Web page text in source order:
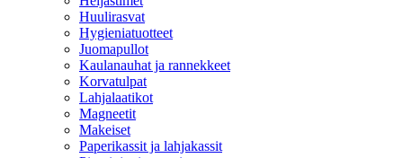
Huulirasvat
Hygieniatuotteet
Juomapullot
Kaulanauhat ja rannekkeet
Korvatulpat
Lahjalaatikot
Magneetit
Makeiset
Paperikassit ja lahjakassit